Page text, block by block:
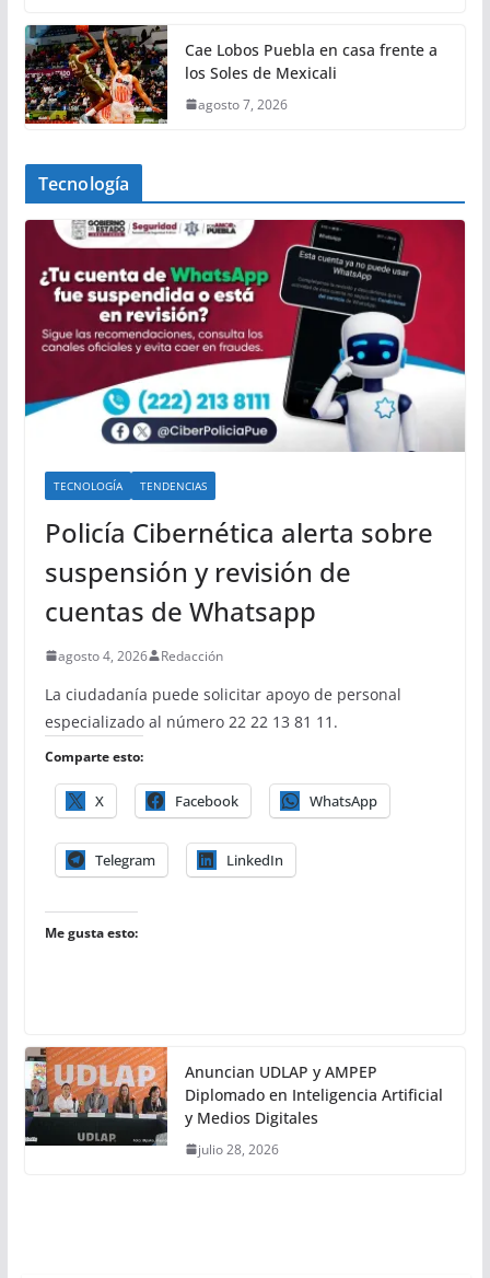
Cae Lobos Puebla en casa frente a
los Soles de Mexicali
agosto 7, 2026
Tecnología
TECNOLOGÍA TENDENCIAS
Policía Cibernética alerta sobre
suspensión y revisión de
cuentas de Whatsapp
agosto 4, 2026 Redacción
La ciudadanía puede solicitar apoyo de personal
especializado al número 22 22 13 81 11.
Comparte esto:
X Facebook WhatsApp
Telegram LinkedIn
Me gusta esto:
Anuncian UDLAP y AMPEP
Diplomado en Inteligencia Artificial
y Medios Digitales
julio 28, 2026